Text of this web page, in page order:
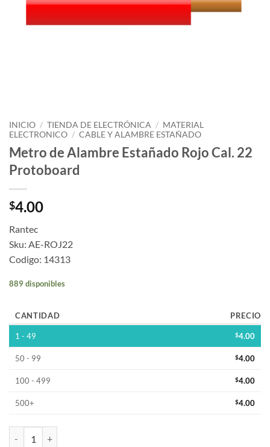
INICIO / TIENDA DE ELECTRÓNICA / MATERIAL
ELECTRONICO / CABLE Y ALAMBRE ESTAÑADO
Metro de Alambre Estañado Rojo Cal. 22
Protoboard
$4.00
Rantec
Sku: AE-ROJ22
Codigo: 14313
889 disponibles
CANTIDAD PRECIO
1 - 49 $4.00
50 - 99 $4.00
100 - 499 $4.00
500+ $4.00